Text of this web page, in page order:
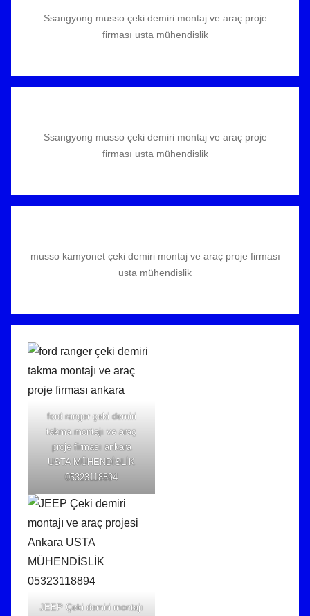
Ssangyong musso çeki demiri montaj ve araç proje
firması usta mühendislik
Ssangyong musso çeki demiri montaj ve araç proje
firması usta mühendislik
musso kamyonet çeki demiri montaj ve araç proje firması
usta mühendislik
ford ranger çeki demiri
takma montajı ve araç
proje firması ankara
USTA MÜHENDİSLİK
05323118894
JEEP Çeki demiri montajı